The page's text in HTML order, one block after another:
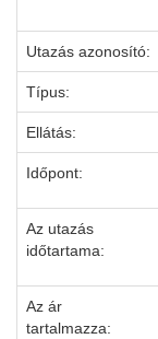
Utazás azonosító:
Típus:
Ellátás:
Időpont:
Az utazás
időtartama:
Az ár
tartalmazza: